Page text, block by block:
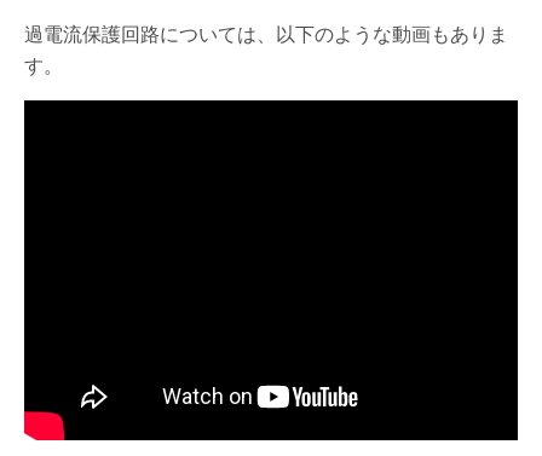
過電流保護回路については、以下のような動画もありま
す。